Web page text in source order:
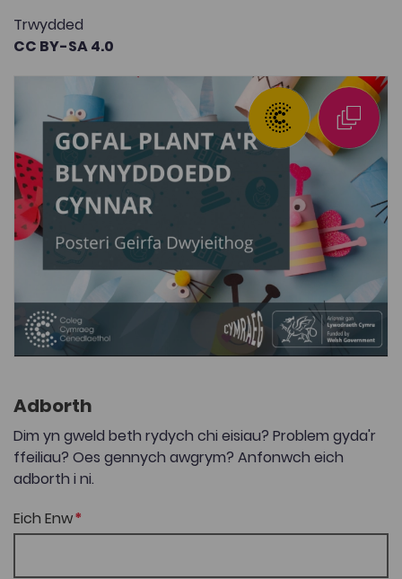
Trwydded
CC BY-SA 4.0
Adborth
Dim yn gweld beth rydych chi eisiau? Problem gyda'r
ffeiliau? Oes gennych awgrym? Anfonwch eich
adborth i ni.
Eich Enw